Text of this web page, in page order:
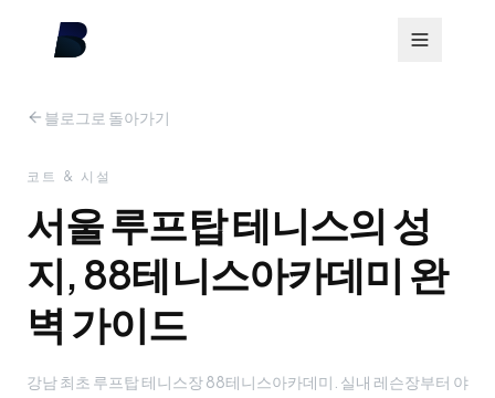
블로그로 돌아가기
코트 & 시설
서울 루프탑 테니스의 성
지, 88테니스아카데미 완
벽 가이드
강남 최초 루프탑 테니스장 88테니스아카데미. 실내 레슨장부터 야